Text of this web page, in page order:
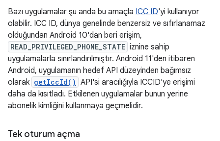
Bazı uygulamalar şu anda bu amaçla ICC ID'yi kullanıyor
olabilir. ICC ID, dünya genelinde benzersiz ve sıfırlanamaz
olduğundan Android 10'dan beri erişim,
READ_PRIVILEGED_PHONE_STATE iznine sahip
uygulamalarla sınırlandırılmıştır. Android 11'den itibaren
Android, uygulamanın hedef API düzeyinden bağımsız
olarak getIccId() API'si aracılığıyla ICCID'ye erişimi
daha da kısıtladı. Etkilenen uygulamalar bunun yerine
abonelik kimliğini kullanmaya geçmelidir.
Tek oturum açma